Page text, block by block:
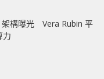
架構曝光 Vera Rubin 平
力